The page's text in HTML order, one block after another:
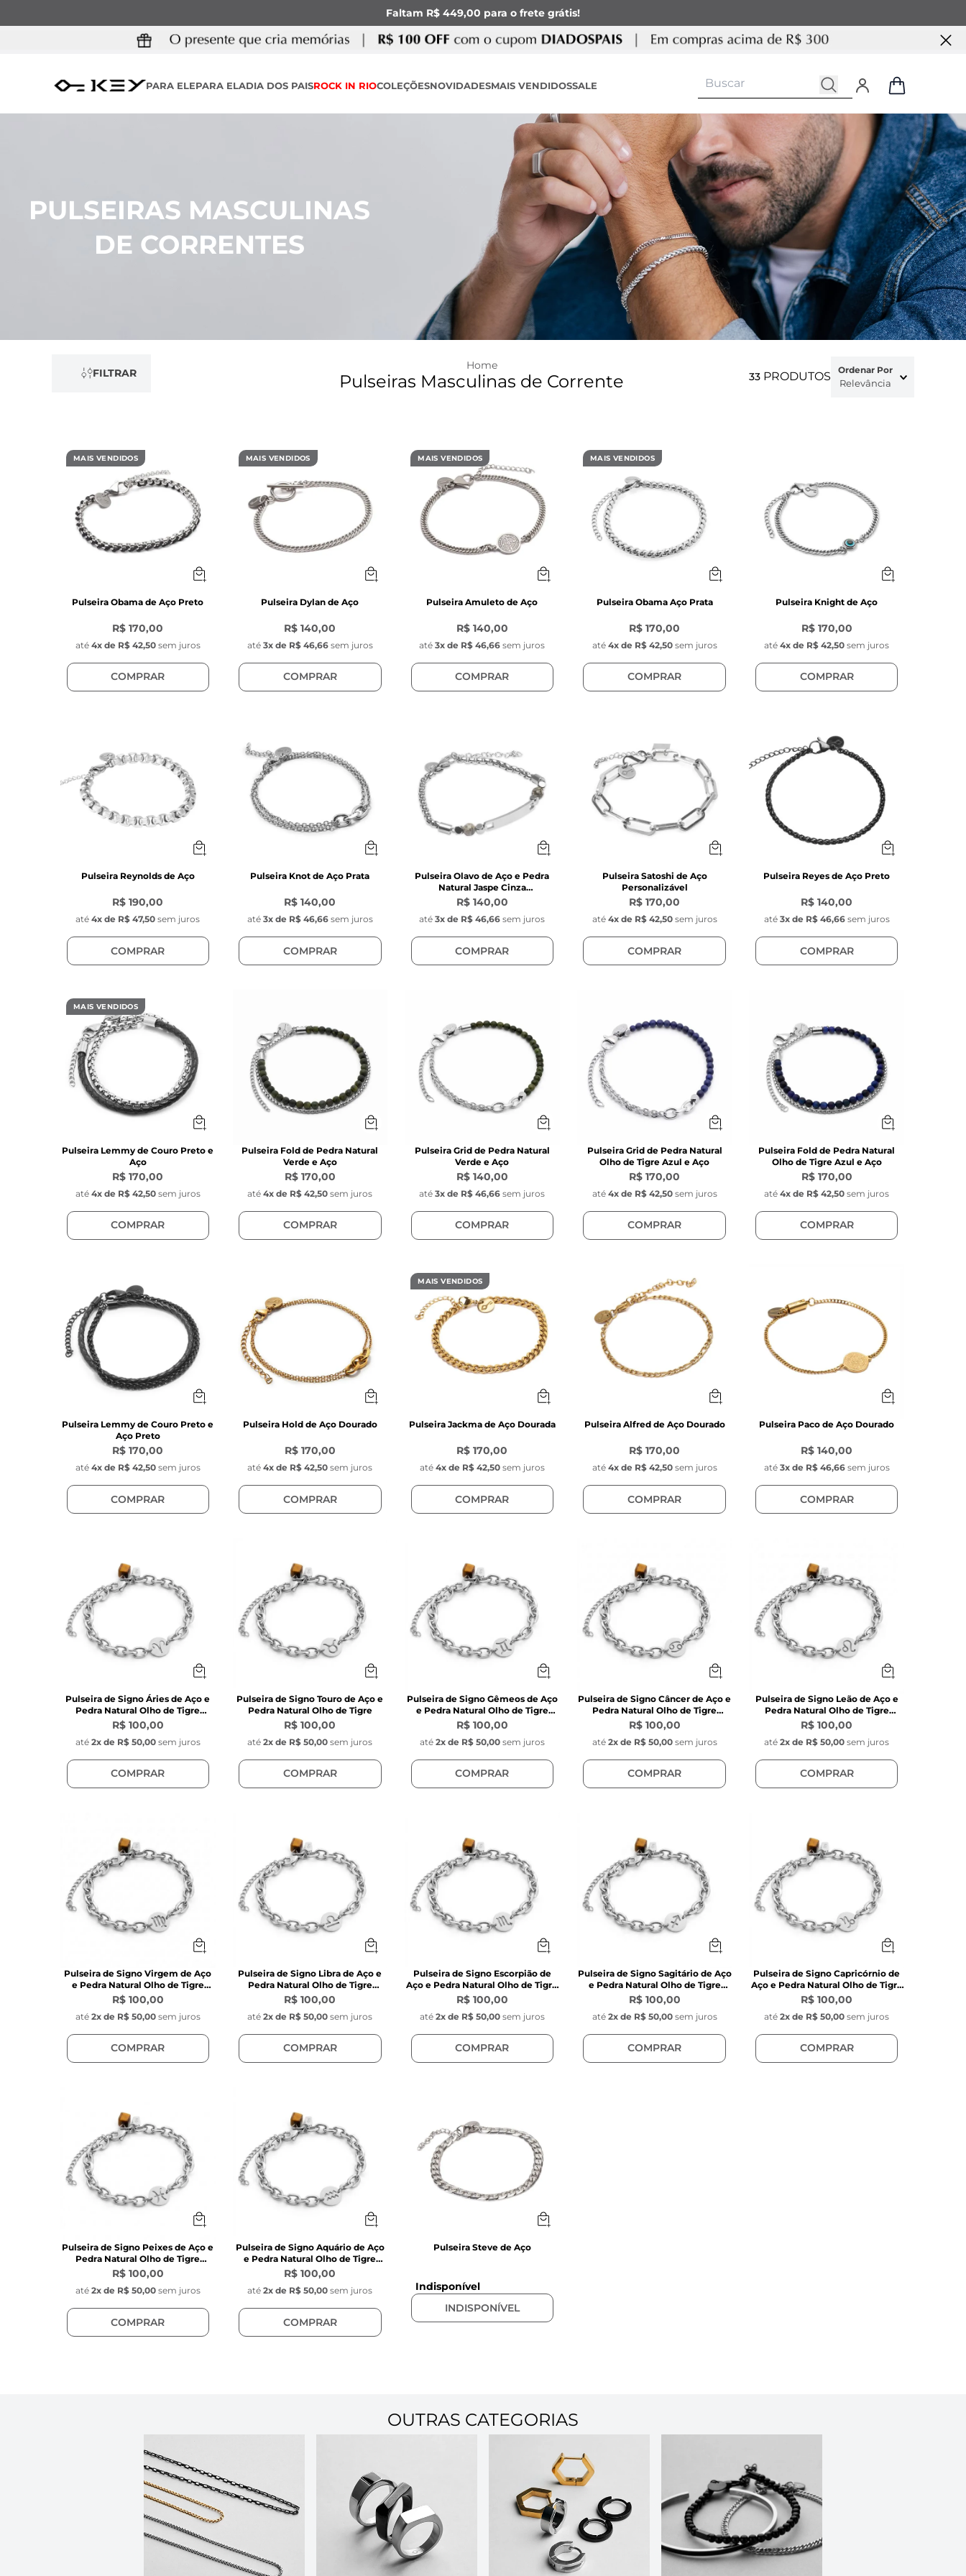
Faltam R$ 449,00 para o frete grátis!
PARA ELEPARA ELADIA DOS PAISROCK IN RIOCOLEÇÕESNOVIDADESMAIS VENDIDOSSALE
PULSEIRAS MASCULINAS
DE CORRENTES
FILTRAR Pulseiras Masculinas de Corrente 33 PRODUTOS Ordenar Por
Relevância
MAIS VENDIDOS
Pulseira Obama de Aço Preto
R$ 170,00
até 4x de R$ 42,50 sem juros
COMPRAR
MAIS VENDIDOS
Pulseira Dylan de Aço
R$ 140,00
até 3x de R$ 46,66 sem juros
COMPRAR
MAIS VENDIDOS
Pulseira Amuleto de Aço
R$ 140,00
até 3x de R$ 46,66 sem juros
COMPRAR
MAIS VENDIDOS
Pulseira Obama Aço Prata
R$ 170,00
até 4x de R$ 42,50 sem juros
COMPRAR
Pulseira Knight de Aço
R$ 170,00
até 4x de R$ 42,50 sem juros
COMPRAR
Pulseira Reynolds de Aço
R$ 190,00
até 4x de R$ 47,50 sem juros
COMPRAR
Pulseira Knot de Aço Prata
R$ 140,00
até 3x de R$ 46,66 sem juros
COMPRAR
Pulseira Olavo de Aço e Pedra
Natural Jaspe Cinza
Personalizável
R$ 140,00
até 3x de R$ 46,66 sem juros
COMPRAR
Pulseira Satoshi de Aço
Personalizável
R$ 170,00
até 4x de R$ 42,50 sem juros
COMPRAR
Pulseira Reyes de Aço Preto
R$ 140,00
até 3x de R$ 46,66 sem juros
COMPRAR
MAIS VENDIDOS
Pulseira Lemmy de Couro Preto e
Aço
R$ 170,00
até 4x de R$ 42,50 sem juros
COMPRAR
Pulseira Fold de Pedra Natural
Verde e Aço
R$ 170,00
até 4x de R$ 42,50 sem juros
COMPRAR
Pulseira Grid de Pedra Natural
Verde e Aço
R$ 140,00
até 3x de R$ 46,66 sem juros
COMPRAR
Pulseira Grid de Pedra Natural
Olho de Tigre Azul e Aço
R$ 170,00
até 4x de R$ 42,50 sem juros
COMPRAR
Pulseira Fold de Pedra Natural
Olho de Tigre Azul e Aço
R$ 170,00
até 4x de R$ 42,50 sem juros
COMPRAR
Pulseira Lemmy de Couro Preto e
Aço Preto
R$ 170,00
até 4x de R$ 42,50 sem juros
COMPRAR
Pulseira Hold de Aço Dourado
R$ 170,00
até 4x de R$ 42,50 sem juros
COMPRAR
MAIS VENDIDOS
Pulseira Jackma de Aço Dourada
R$ 170,00
até 4x de R$ 42,50 sem juros
COMPRAR
Pulseira Alfred de Aço Dourado
R$ 170,00
até 4x de R$ 42,50 sem juros
COMPRAR
Pulseira Paco de Aço Dourado
R$ 140,00
até 3x de R$ 46,66 sem juros
COMPRAR
Pulseira de Signo Áries de Aço e
Pedra Natural Olho de Tigre
Marrom
R$ 100,00
até 2x de R$ 50,00 sem juros
COMPRAR
Pulseira de Signo Touro de Aço e
Pedra Natural Olho de Tigre
R$ 100,00
até 2x de R$ 50,00 sem juros
COMPRAR
Pulseira de Signo Gêmeos de Aço
e Pedra Natural Olho de Tigre
Marrom
R$ 100,00
até 2x de R$ 50,00 sem juros
COMPRAR
Pulseira de Signo Câncer de Aço e
Pedra Natural Olho de Tigre
Marrom
R$ 100,00
até 2x de R$ 50,00 sem juros
COMPRAR
Pulseira de Signo Leão de Aço e
Pedra Natural Olho de Tigre
Marrom
R$ 100,00
até 2x de R$ 50,00 sem juros
COMPRAR
Pulseira de Signo Virgem de Aço
e Pedra Natural Olho de Tigre
Marrom
R$ 100,00
até 2x de R$ 50,00 sem juros
COMPRAR
Pulseira de Signo Libra de Aço e
Pedra Natural Olho de Tigre
Marrom
R$ 100,00
até 2x de R$ 50,00 sem juros
COMPRAR
Pulseira de Signo Escorpião de
Aço e Pedra Natural Olho de Tigre
Marrom
R$ 100,00
até 2x de R$ 50,00 sem juros
COMPRAR
Pulseira de Signo Sagitário de Aço
e Pedra Natural Olho de Tigre
Marrom
R$ 100,00
até 2x de R$ 50,00 sem juros
COMPRAR
Pulseira de Signo Capricórnio de
Aço e Pedra Natural Olho de Tigre
Marrom
R$ 100,00
até 2x de R$ 50,00 sem juros
COMPRAR
Pulseira de Signo Peixes de Aço e
Pedra Natural Olho de Tigre
Marrom
R$ 100,00
até 2x de R$ 50,00 sem juros
COMPRAR
Pulseira de Signo Aquário de Aço
e Pedra Natural Olho de Tigre
Marrom
R$ 100,00
até 2x de R$ 50,00 sem juros
COMPRAR
Pulseira Steve de Aço
Indisponível
INDISPONÍVEL
OUTRAS CATEGORIAS